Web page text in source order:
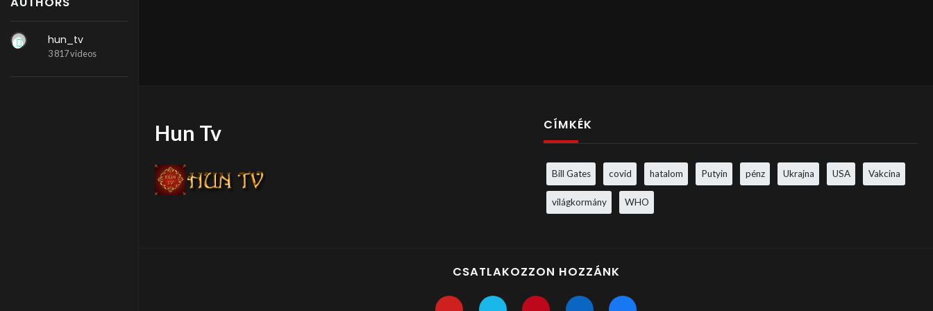
hun_tv
3 817 videos
Hun Tv CÍMKÉK
Bill Gates covid hatalom Putyin pénz Ukrajna USA Vakcina
világkormány WHO
CSATLAKOZZON HOZZÁNK